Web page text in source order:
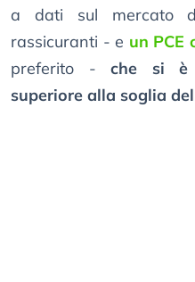
a dati sul mercato
rassicuranti - e un PCE
preferito - che si è
superiore alla soglia